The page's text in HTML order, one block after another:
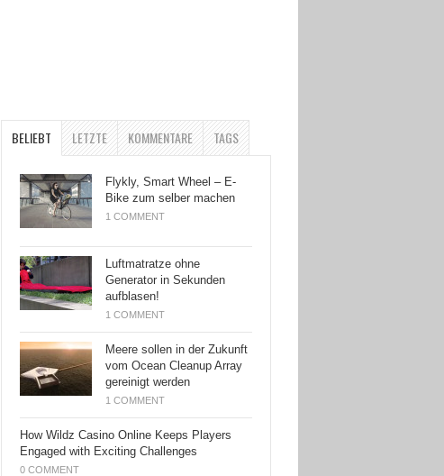
BELIEBT LETZTE KOMMENTARE TAGS
Flykly, Smart Wheel – E-
Bike zum selber machen
1 COMMENT
Luftmatratze ohne
Generator in Sekunden
aufblasen!
1 COMMENT
Meere sollen in der Zukunft
vom Ocean Cleanup Array
gereinigt werden
1 COMMENT
How Wildz Casino Online Keeps Players
Engaged with Exciting Challenges
0 COMMENT